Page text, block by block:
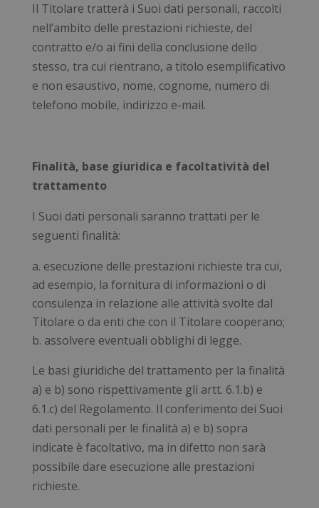
Il Titolare tratterà i Suoi dati personali, raccolti
nell’ambito delle prestazioni richieste, del
contratto e/o ai fini della conclusione dello
stesso, tra cui rientrano, a titolo esemplificativo
e non esaustivo, nome, cognome, numero di
telefono mobile, indirizzo e-mail.
Finalità, base giuridica e facoltatività del
trattamento
I Suoi dati personali saranno trattati per le
seguenti finalità:
esecuzione delle prestazioni richieste tra cui,
ad esempio, la fornitura di informazioni o di
consulenza in relazione alle attività svolte dal
Titolare o da enti che con il Titolare cooperano;
assolvere eventuali obblighi di legge.
Le basi giuridiche del trattamento per la finalità
a) e b) sono rispettivamente gli artt. 6.1.b) e
6.1.c) del Regolamento. Il conferimento dei Suoi
dati personali per le finalità a) e b) sopra
indicate è facoltativo, ma in difetto non sarà
possibile dare esecuzione alle prestazioni
richieste.